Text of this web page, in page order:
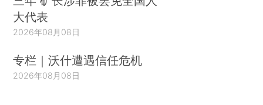
大代表
2026年08月08日
专栏｜沃什遭遇信任危机
2026年08月08日